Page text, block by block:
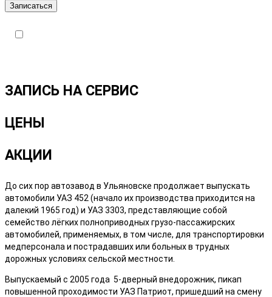
Записаться
ЗАПИСЬ НА СЕРВИС
ЦЕНЫ
АКЦИИ
До сих пор автозавод в Ульяновске продолжает выпускать
автомобили УАЗ 452 (начало их производства приходится на
далекий 1965 год) и УАЗ 3303, представляющие собой
семейство лёгких полноприводных грузо-пассажирских
автомобилей, применяемых, в том числе, для транспортировки
медперсонала и пострадавших или больных в трудных
дорожных условиях сельской местности.
Выпускаемый с 2005 года 5-дверный внедорожник, пикап
повышенной проходимости УАЗ Патриот, пришедший на смену